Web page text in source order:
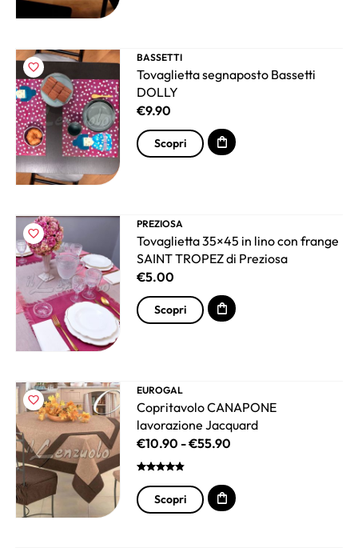
BASSETTI
Tovaglietta segnaposto Bassetti
DOLLY
€9.90
Scopri
PREZIOSA
Tovaglietta 35×45 in lino con frange
SAINT TROPEZ di Preziosa
€5.00
Scopri
EUROGAL
Copritavolo CANAPONE
lavorazione Jacquard
€10.90 -€55.90
Scopri